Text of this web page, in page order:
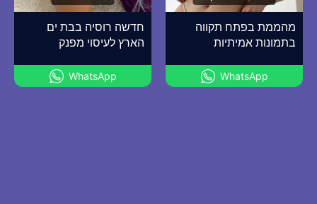
מהממת בפתח תקווה
בתמונות אמיתיות
WhatsApp
חדשה רוסיה בבת ים
הארץ לעיסוי מפנק
WhatsApp